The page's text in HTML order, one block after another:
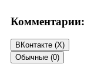
Комментарии:
ВКонтакте (X)
Обычные (0)